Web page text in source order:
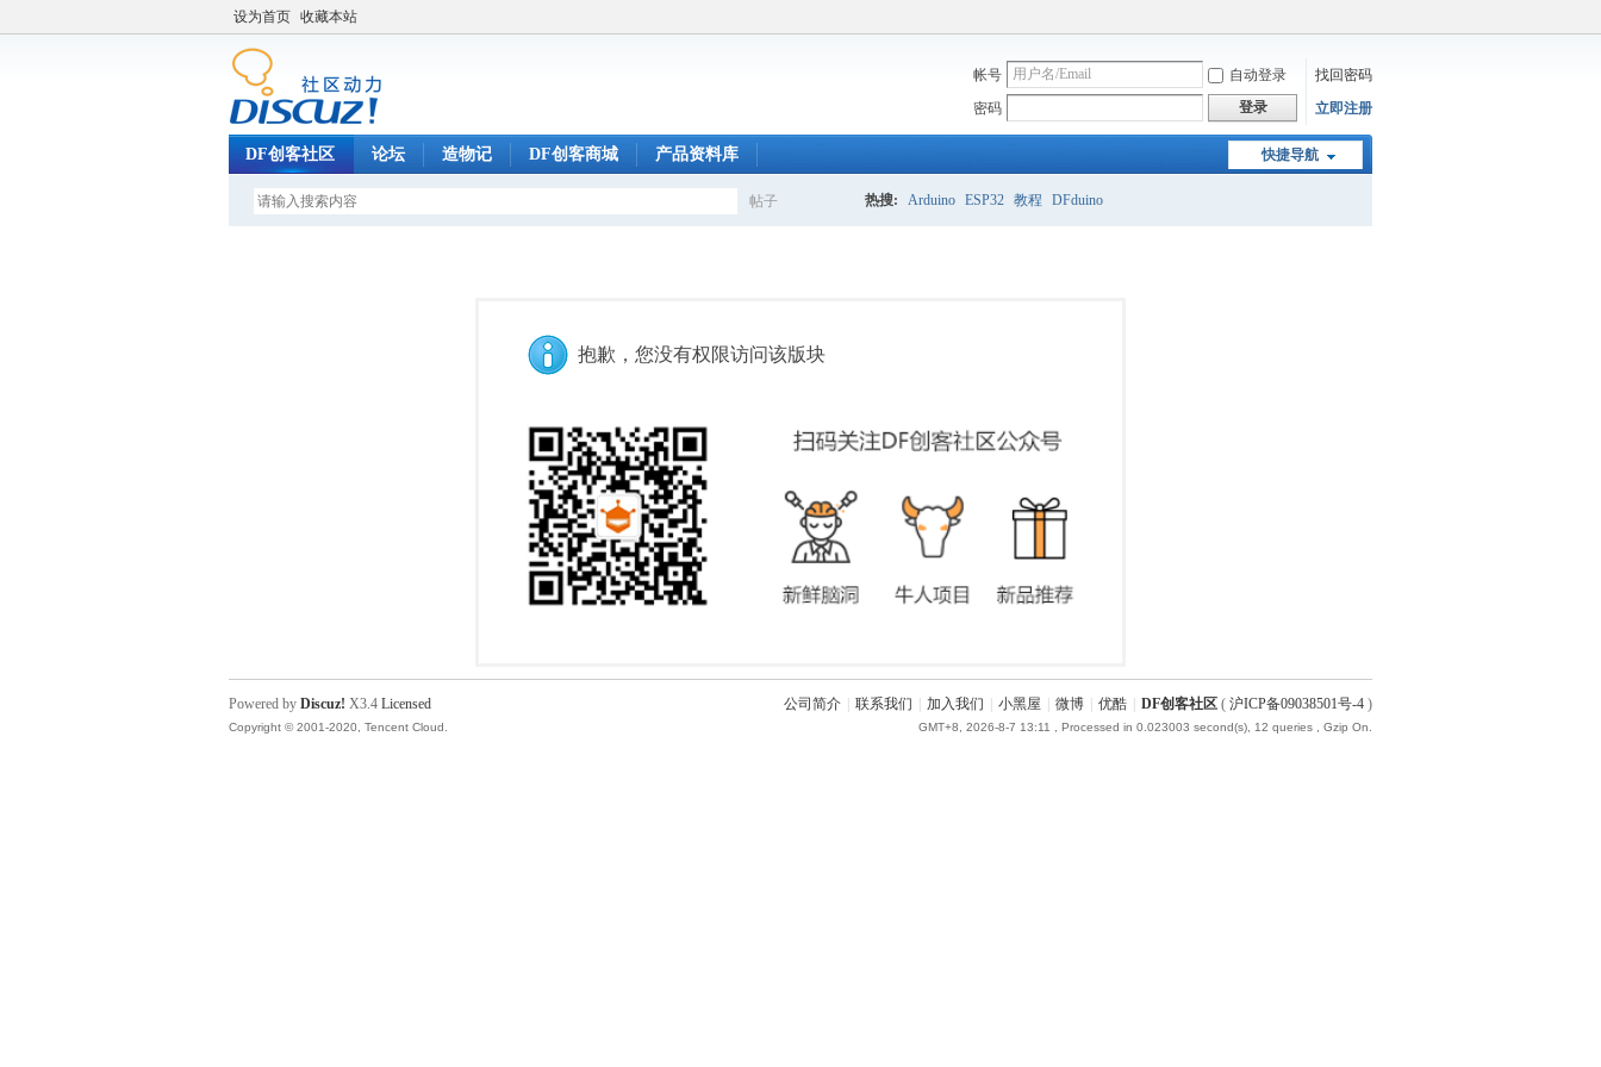
设为首页 收藏本站
帐号 自动登录
找回密码
密码
登录 立即注册
快捷导航
DF创客社区 论坛 造物记 DF创客商城 产品资料库
帖子 热搜: Arduino ESP32 教程 DFduino
抱歉，您没有权限访问该版块
公司简介 联系我们 加入我们 小黑屋 微博 优酷 DF创客社区 ( 沪ICP备09038501号-4 )
GMT+8, 2026-8-7 13:11 , Processed in 0.023003 second(s), 12 queries , Gzip On.
Powered by Discuz! X3.4 Licensed
Copyright © 2001-2020, Tencent Cloud.